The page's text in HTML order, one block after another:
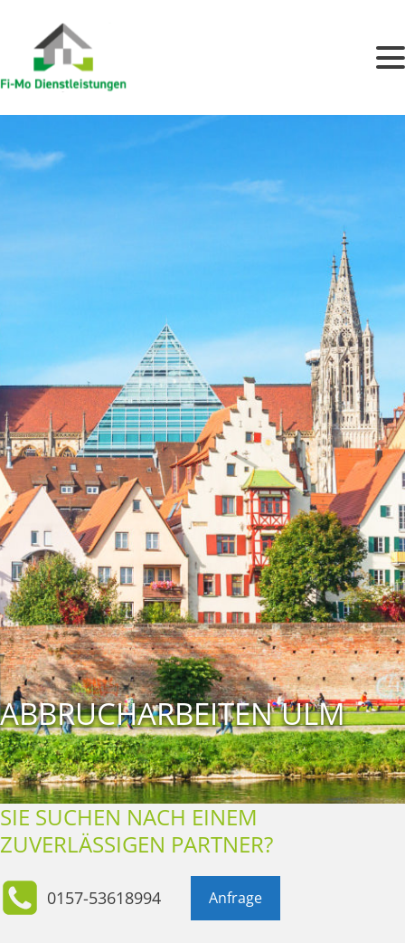
ABBRUCHARBEITEN ULM
SIE SUCHEN NACH EINEM
ZUVERLÄSSIGEN PARTNER?
0157-53618994 Anfrage